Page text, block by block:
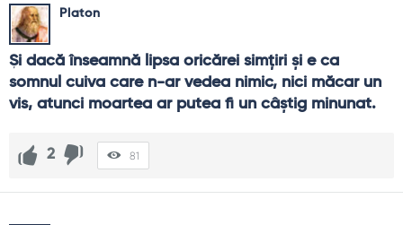
Platon
Şi dacă înseamnă lipsa oricărei simţiri şi e ca
somnul cuiva care n-ar vedea nimic, nici măcar un
vis, atunci moartea ar putea fi un câştig minunat.
2 81